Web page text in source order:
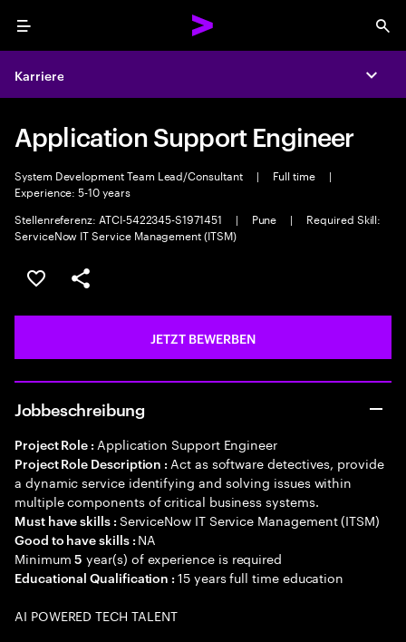
Menu
Karriere
Application Support Engineer
System Development Team Lead/Consultant | Full time
|
Experience: 5-10 years
Stellenreferenz: ATCI-5422345-S1971451
| Pune |
Required Skill:
ServiceNow IT Service Management (ITSM)
JOB SPEICHERN
Teilen
JETZT BEWERBEN
Jobbeschreibung
Project Role : Application Support Engineer
Project Role Description : Act as software detectives, provide
a dynamic service identifying and solving issues within
multiple components of critical business systems.
Must have skills : ServiceNow IT Service Management (ITSM)
Good to have skills : NA
Minimum5 year(s) of experience is required
Educational Qualification :15 years full time education
AI POWERED TECH TALENT